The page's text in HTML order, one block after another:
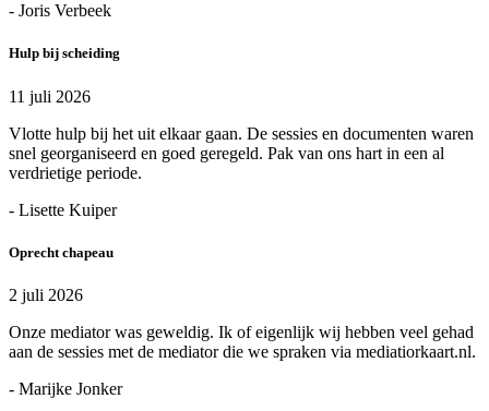
- Joris Verbeek
Hulp bij scheiding
11 juli 2026
Vlotte hulp bij het uit elkaar gaan. De sessies en documenten waren
snel georganiseerd en goed geregeld. Pak van ons hart in een al
verdrietige periode.
- Lisette Kuiper
Oprecht chapeau
2 juli 2026
Onze mediator was geweldig. Ik of eigenlijk wij hebben veel gehad
aan de sessies met de mediator die we spraken via mediatiorkaart.nl.
- Marijke Jonker